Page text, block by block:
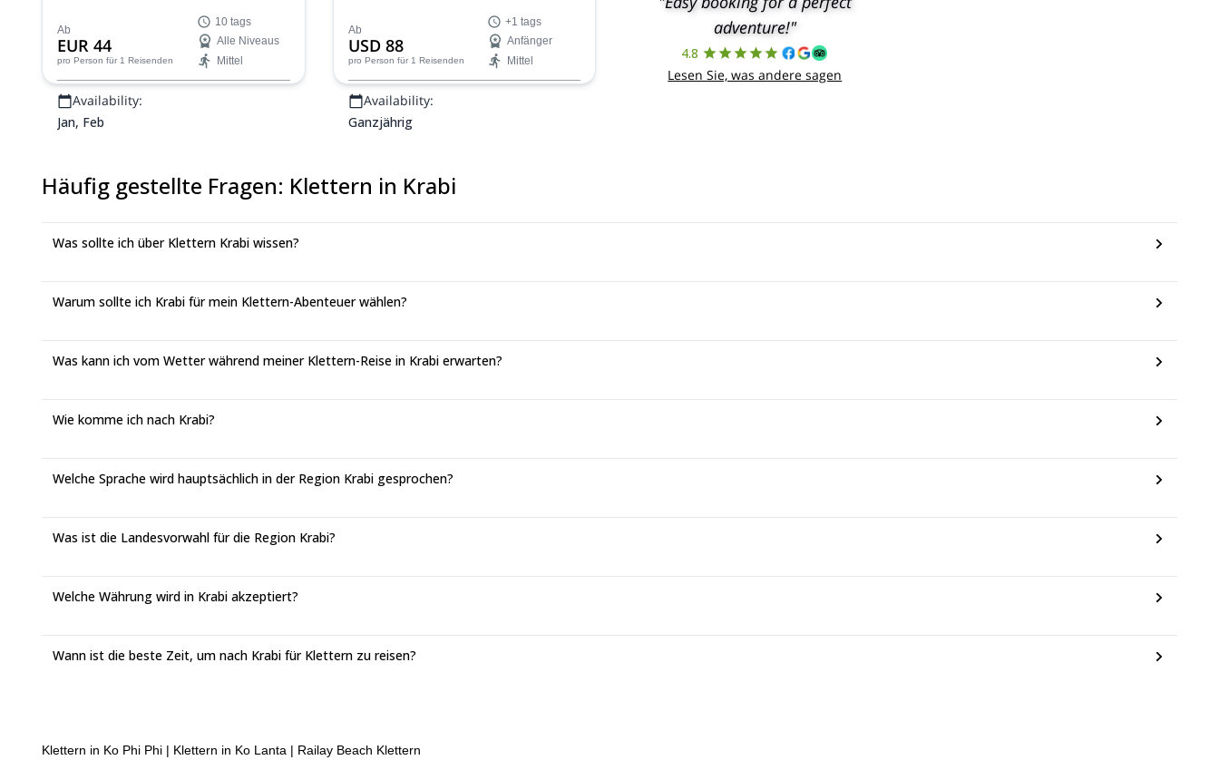
eines der weltweit besten Kletterziele,
mit über 700 Kletterrouten für alle
Schwierigkeitsgrade. Genießen Sie
wunderschöne Kalksteinfelsen,
tropische Strände und die lebendige
Klettergemeinschaft!
Ab
EUR 44
pro Person für 1 Reisenden
10 tags
Alle Niveaus
Mittel
Availability:
Jan, Feb
Verpassen Sie nicht einen der besten
Orte Thailands, Sand, Meer und
Kalksteinklippen.
Ab
USD 88
pro Person für 1 Reisenden
+1 tags
Anfänger
Mittel
Availability:
Ganzjährig
adventure!"
4.8
Lesen Sie, was andere sagen
Häufig gestellte Fragen: Klettern in Krabi
Was sollte ich über Klettern Krabi wissen?
Warum sollte ich Krabi für mein Klettern-Abenteuer wählen?
Was kann ich vom Wetter während meiner Klettern-Reise in Krabi erwarten?
Wie komme ich nach Krabi?
Welche Sprache wird hauptsächlich in der Region Krabi gesprochen?
Was ist die Landesvorwahl für die Region Krabi?
Welche Währung wird in Krabi akzeptiert?
Wann ist die beste Zeit, um nach Krabi für Klettern zu reisen?
Klettern in Ko Phi Phi | Klettern in Ko Lanta | Railay Beach Klettern